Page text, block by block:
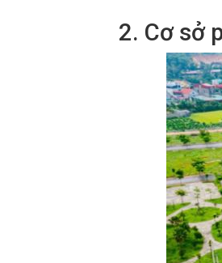
2. Cơ sở